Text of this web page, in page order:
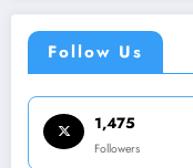
Follow Us
1,475
Followers